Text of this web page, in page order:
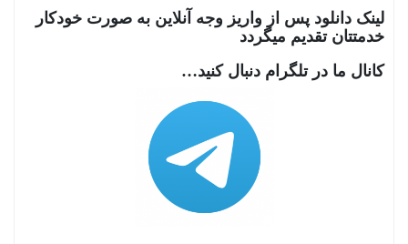
لینک دانلود پس از واریز وجه آنلاین به صورت خودکار
خدمتتان تقدیم میگردد
کانال ما در تلگرام دنبال کنید…